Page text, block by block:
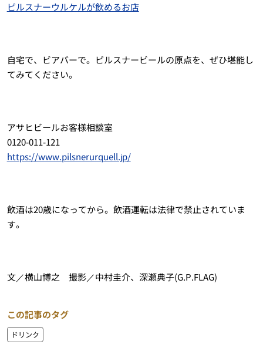
ピルスナーウルケルが飲めるお店
自宅で、ビアバーで。ピルスナービールの原点を、ぜひ堪能し
てみてください。
アサヒビールお客様相談室
0120-011-121
https://www.pilsnerurquell.jp/
飲酒は20歳になってから。飲酒運転は法律で禁止されていま
す。
文／横山博之 撮影／中村圭介、深瀬典子(G.P.FLAG)
この記事のタグ
ドリンク